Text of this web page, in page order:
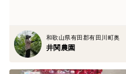
和歌山県有田郡有田川町奥
井関農園